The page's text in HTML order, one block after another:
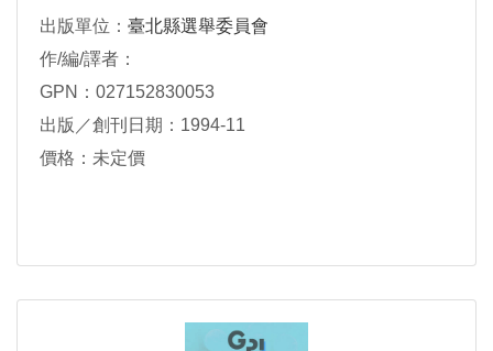
出版單位： 臺北縣選舉委員會
作/編/譯者：
GPN：027152830053
出版／創刊日期：1994-11
價格：未定價